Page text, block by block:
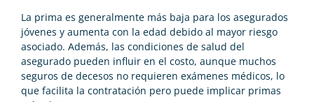
La prima es generalmente más baja para los asegurados
jóvenes y aumenta con la edad debido al mayor riesgo
asociado. Además, las condiciones de salud del
asegurado pueden influir en el costo, aunque muchos
seguros de decesos no requieren exámenes médicos, lo
que facilita la contratación pero puede implicar primas